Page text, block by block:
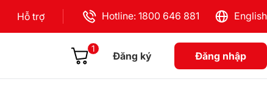
Hỗ trợ Hotline: 1800 646 881 English
1
Đăng ký Đăng nhập